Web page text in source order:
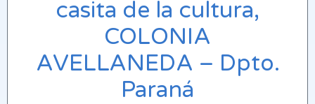
casita de la cultura,
COLONIA
AVELLANEDA – Dpto.
Paraná